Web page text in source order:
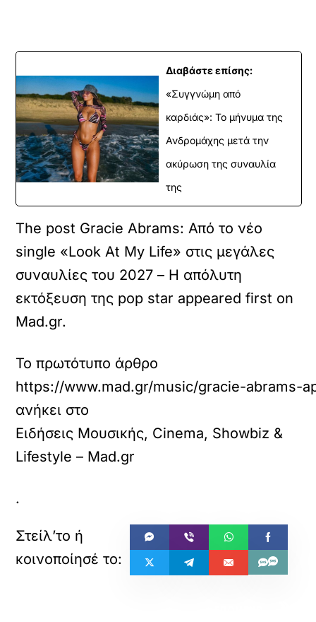
Διαβάστε επίσης:
«Συγγνώμη από
καρδιάς»: Το μήνυμα της
Ανδρομάχης μετά την
ακύρωση της συναυλία
της
The post Gracie Abrams: Από το νέο
single «Look At My Life» στις μεγάλες
συναυλίες του 2027 – Η απόλυτη
εκτόξευση της pop star appeared first on
Mad.gr.
Το πρωτότυπο άρθρο
https://www.mad.gr/music/gracie-
ανήκει στο
Ειδήσεις Μουσικής, Cinema, Showbiz &
Lifestyle – Mad.gr
.